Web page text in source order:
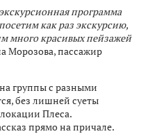
программа
как раз экскурсию,
много красивых пейзажей
Морозова, пассажир
группы с разными
без лишней суеты
Плеса.
прямо на причале.